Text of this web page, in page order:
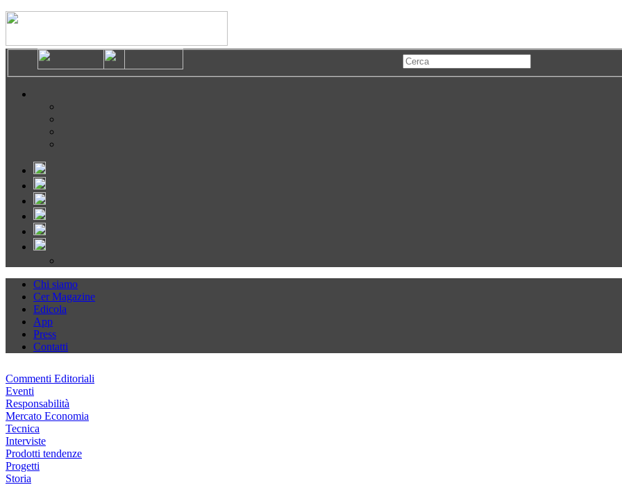
Chi siamo
Cer Magazine
Edicola
App
Press
Contatti
Commenti Editoriali
Eventi
Responsabilità
Mercato Economia
Tecnica
Interviste
Prodotti tendenze
Progetti
Storia